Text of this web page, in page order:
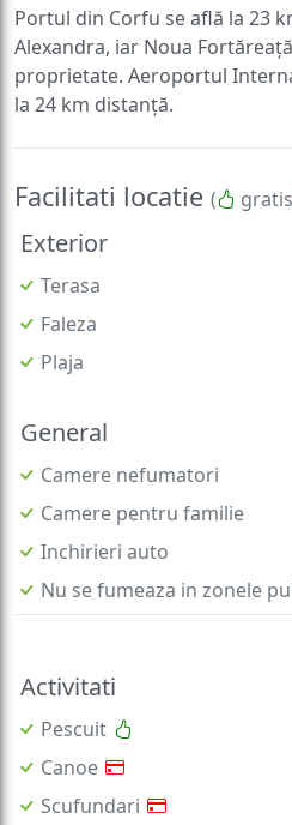
Portul din Corfu se află la 23
Alexandra, iar Noua
proprietate. Aeroportul
la 24 km distanță.
Facilitati locatie (
Exterior
Terasa
Faleza
Plaja
General
Camere nefumatori
Camere pentru familie
Inchirieri auto
Nu se fumeaza in zonele
Activitati
Pescuit
Canoe
Scufundari